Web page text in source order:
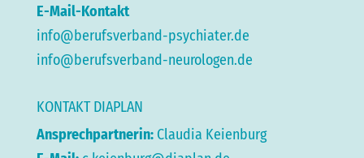
E-Mail-Kontakt
info@berufsverband-psychiater.de
info@berufsverband-neurologen.de
KONTAKT DIAPLAN
Ansprechpartnerin:Claudia Keienburg